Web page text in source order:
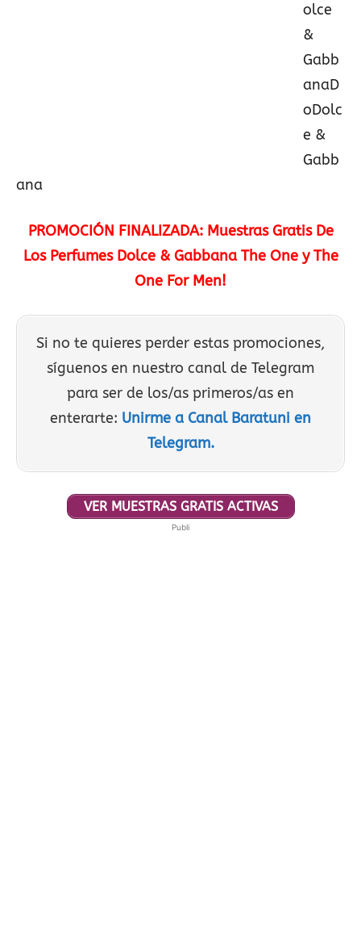
olce
&
Gabb
anaD
oDolc
e &
Gabb
ana
PROMOCIÓN FINALIZADA: Muestras Gratis De
Los Perfumes Dolce & Gabbana The One y The
One For Men!
Si no te quieres perder estas promociones,
síguenos en nuestro canal de Telegram
para ser de los/as primeros/as en
enterarte: Unirme a Canal Baratuni en
Telegram.
VER MUESTRAS GRATIS ACTIVAS
Publi